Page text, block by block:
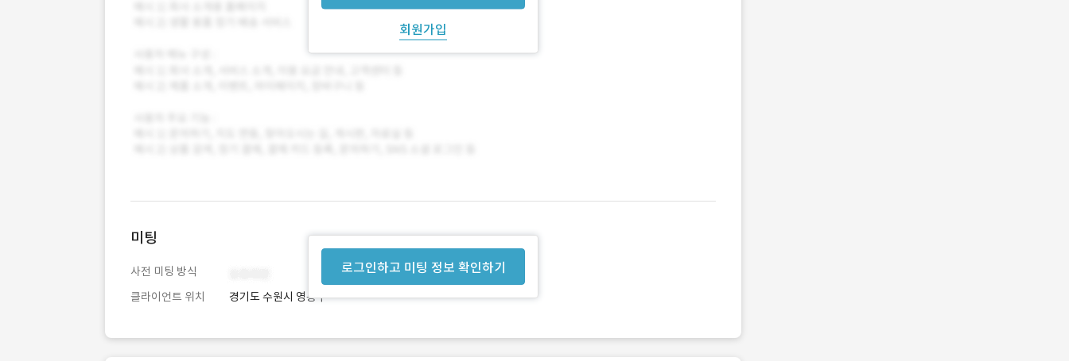
회원가입
로그인하고 미팅 정보 확인하기
미팅
사전 미팅 방식
클라이언트 위치
경기도 수원시 영통구